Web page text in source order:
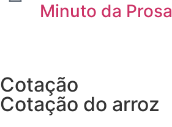
Minuto da Prosa
Cotação
Cotação do arroz